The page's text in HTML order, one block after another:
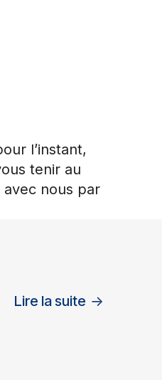
l’instant,
tenir au
avec nous par
Lire la suite →